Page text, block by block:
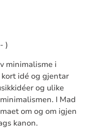
)
minimalisme i
idé og gjentar
og ulike
I Mad
om og om igjen
kanon.